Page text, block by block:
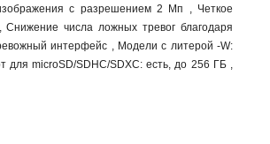
с разрешением 2 Мп , Четкое
числа ложных тревог благодаря
интерфейс , Модели с литерой -W:
для microSD/SDHC/SDXC: есть, до 256 ГБ ,